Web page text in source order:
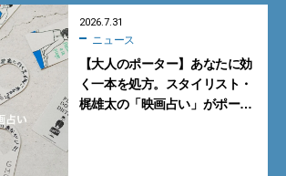
2026.7.31
ニュース
【大人のポーター】あなたに効
く一本を処方。スタイリスト・
梶雄太の「映画占い」がポー